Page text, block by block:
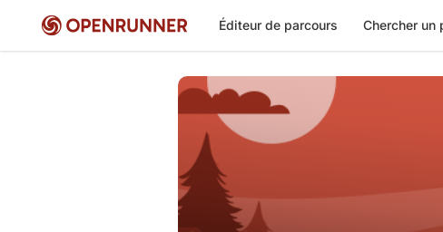
Éditeur de parcours Chercher un